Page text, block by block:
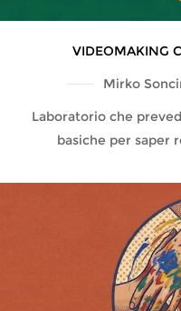
VIDEOMAKING
Mirko
Laboratorio che
basiche per saper